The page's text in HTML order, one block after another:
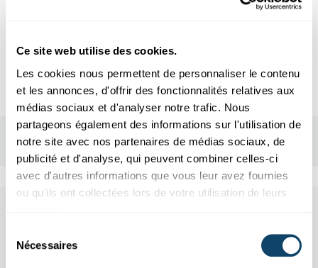
Ce site web utilise des cookies.
Les cookies nous permettent de personnaliser le contenu
et les annonces, d'offrir des fonctionnalités relatives aux
médias sociaux et d'analyser notre trafic. Nous
partageons également des informations sur l'utilisation de
notre site avec nos partenaires de médias sociaux, de
publicité et d'analyse, qui peuvent combiner celles-ci
avec d'autres informations que vous leur avez fournies
ou qu'ils ont collectées lors de votre utilisation de leurs
Nécessaires
L-3236 BETTEMBOURG